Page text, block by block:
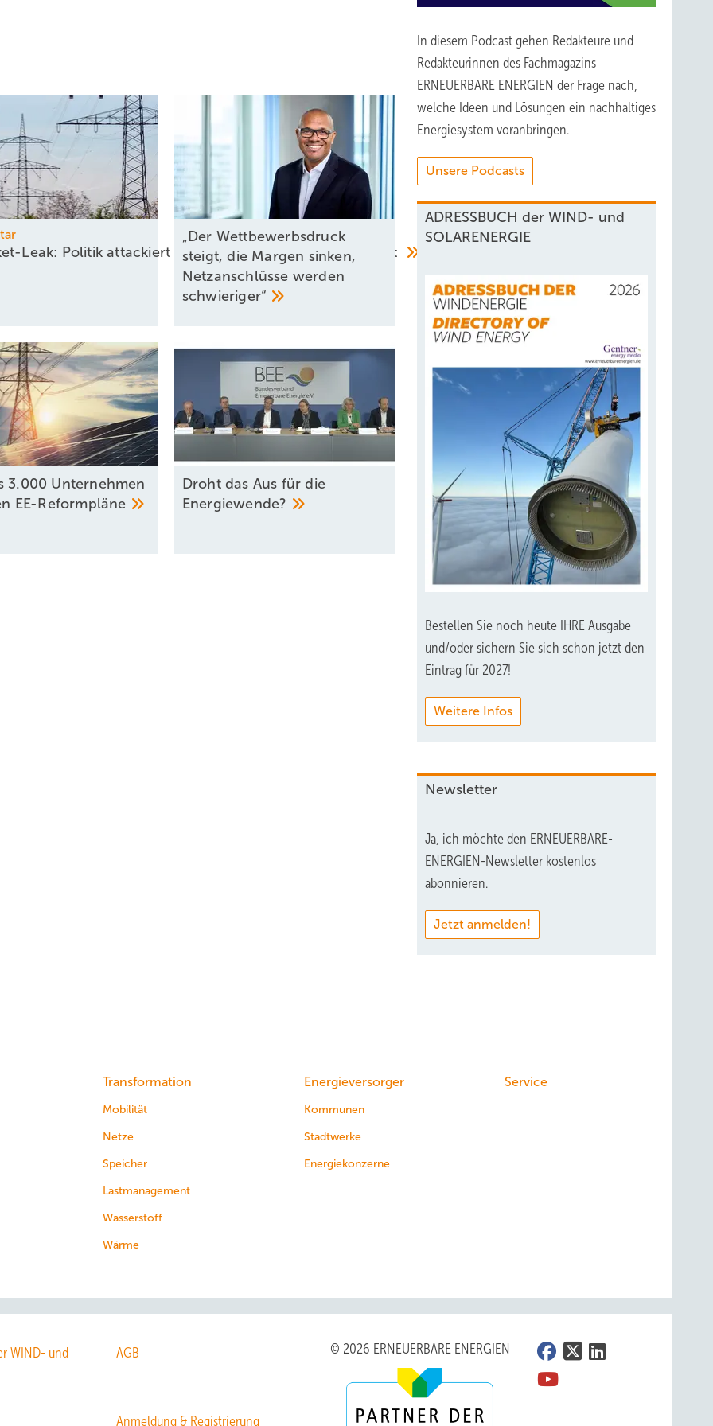
die elektrischen Flurförderzeuge günstig geladen werden sollen. Dabei
bis zum Jahr 2030. Firmen sind hier mit Hilfe der PV und
Firmenflotte mit grünem Strom zu laden. Denn nur dann macht
ist eine flexible und perfekt auf den Betrieb abgestimmte Energielösung.
genau die Menge an Strom bereitsteht, die das Unternehmen
Speicher- und Energie­managementsystem auch perfekt aufeinander
erwähnt, die Wind und Wetter standhalten und dabei die
IBC AeroFix G3 Flachdachsystem.
auf eigenen Freilandflächen und in Gewächshäusern Schnittkräuter
Aber klassische Gewächshäuser haben durch ihren hohen
nicht gerade einen besonders grünen Fußabdruck. Hinzu kommt der
die Verpackungs­maschinen. Und das nicht nur am Tag, sondern auch in
mit möglichst wenig Strom­bezug aus dem öffentlichen Netz.
IBC Solar zusammen mit Kempka-Elektrotechnik eine PV-Anlage mit
Speicher mit einer Kapazität von 207 kWh. Gesteuert wird
welches u.a. sowohl den Stromverbrauch, die PV-Anlage, als auch
Leak: Politik attackiert eigene Energiewende-Wirtschaft
„Der Wettbewerbsdruck
steigt, die Margen sinken,
Netzanschlüsse werden
schwieriger“
3.000 Unternehmen
EE-Reformpläne
Droht das Aus für die
Energiewende?
In diesem Podcast gehen Redakteure und
Redakteurinnen des Fachmagazins
ERNEUERBARE ENERGIEN der Frage nach,
welche Ideen und Lösungen ein nachhaltiges
Energiesystem voranbringen.
Unsere Podcasts
ADRESSBUCH der WIND- und
SOLARENERGIE
Bestellen Sie noch heute IHRE Ausgabe
und/oder sichern Sie sich schon jetzt den
Eintrag für 2027!
Weitere Infos
Newsletter
Ja, ich möchte den ERNEUERBARE-
ENERGIEN-Newsletter kostenlos
abonnieren.
Jetzt anmelden!
Transformation
Mobilität
Netze
Speicher
Lastmanagement
Wasserstoff
Wärme
Energieversorger
Kommunen
Stadtwerke
Energiekonzerne
Service
WIND- und
AGB
Anmeldung & Registrierung
© 2026 ERNEUERBARE ENERGIEN